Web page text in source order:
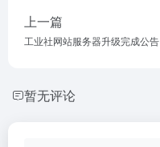
上一篇
工业社网站服务器升级完成公告
暂无评论